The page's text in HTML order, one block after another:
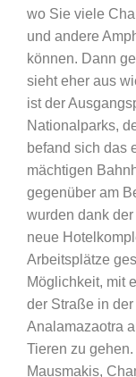
wo Sie viele
und andere
können. Dann
sieht eher aus
ist der
Nationalparks,
befand sich das
mächtigen
gegenüber am
wurden dank
neue
Arbeitsplätze
Möglichkeit, mit
der Straße in
Analamazaotra
Tieren zu
Mausmakis,